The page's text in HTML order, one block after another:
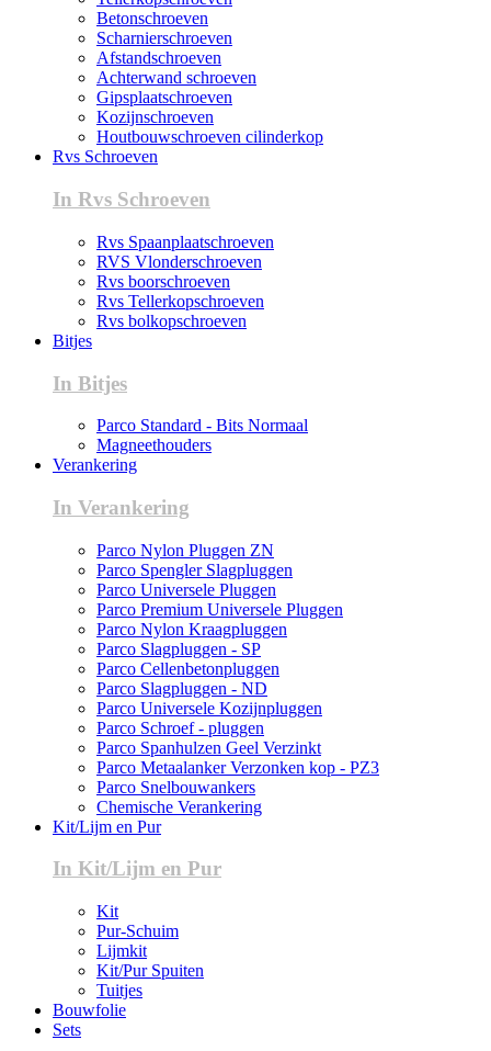
Betonschroeven
Scharnierschroeven
Afstandschroeven
Achterwand schroeven
Gipsplaatschroeven
Kozijnschroeven
Houtbouwschroeven cilinderkop
Rvs Schroeven
In Rvs Schroeven
Rvs Spaanplaatschroeven
RVS Vlonderschroeven
Rvs boorschroeven
Rvs Tellerkopschroeven
Rvs bolkopschroeven
Bitjes
In Bitjes
Parco Standard - Bits Normaal
Magneethouders
Verankering
In Verankering
Parco Nylon Pluggen ZN
Parco Spengler Slagpluggen
Parco Universele Pluggen
Parco Premium Universele Pluggen
Parco Nylon Kraagpluggen
Parco Slagpluggen - SP
Parco Cellenbetonpluggen
Parco Slagpluggen - ND
Parco Universele Kozijnpluggen
Parco Schroef - pluggen
Parco Spanhulzen Geel Verzinkt
Parco Metaalanker Verzonken kop - PZ3
Parco Snelbouwankers
Chemische Verankering
Kit/Lijm en Pur
In Kit/Lijm en Pur
Kit
Pur-Schuim
Lijmkit
Kit/Pur Spuiten
Tuitjes
Bouwfolie
Sets